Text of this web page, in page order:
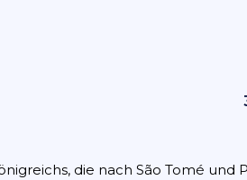
die nach São Tomé und